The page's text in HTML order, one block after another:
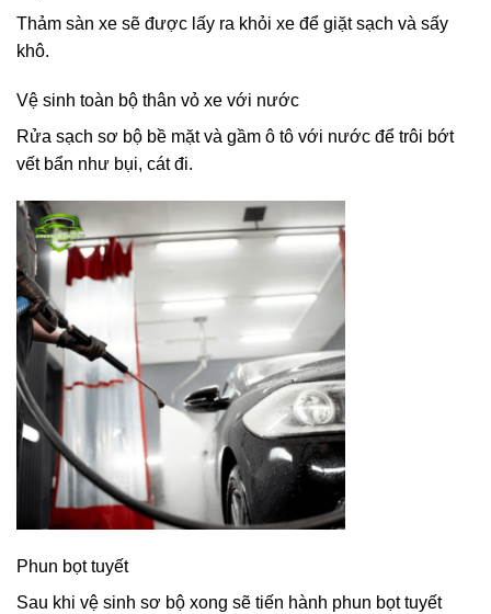
Thảm sàn xe sẽ được lấy ra khỏi xe để giặt sạch và sấy
khô.
Vệ sinh toàn bộ thân vỏ xe với nước
Rửa sạch sơ bộ bề mặt và gầm ô tô với nước để trôi bớt
vết bẩn như bụi, cát đi.
Phun bọt tuyết
Sau khi vệ sinh sơ bộ xong sẽ tiến hành phun bọt tuyết